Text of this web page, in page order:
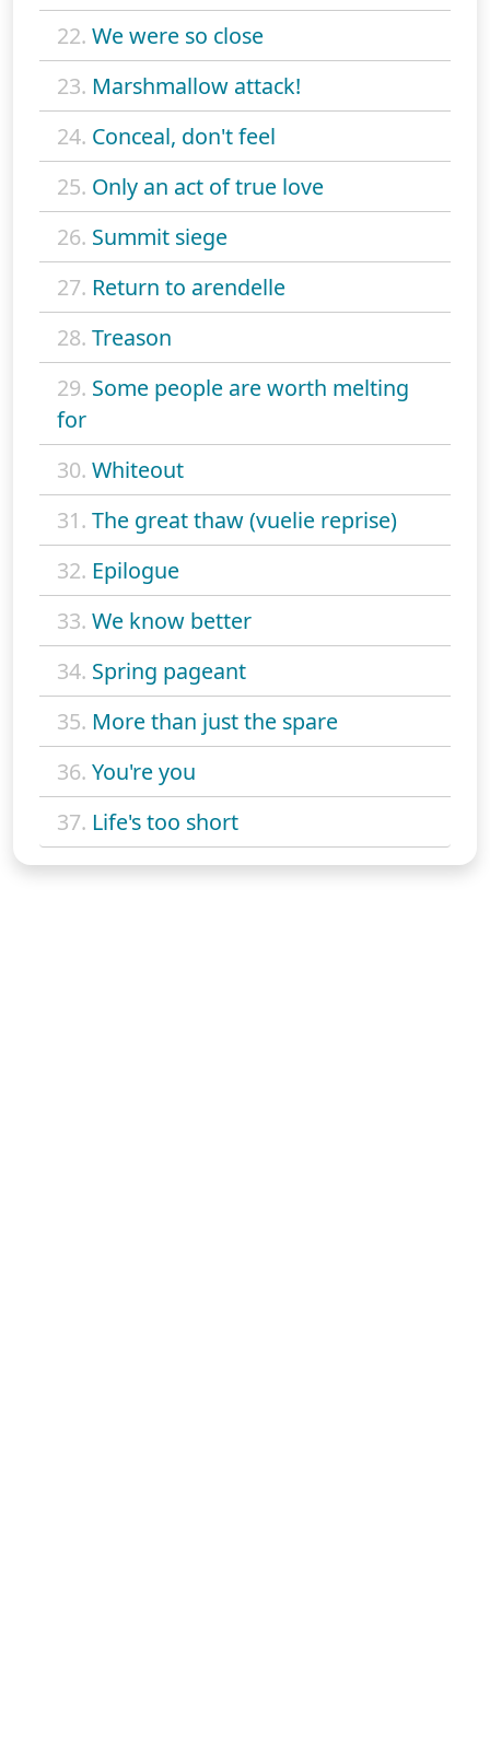
22. We were so close
23. Marshmallow attack!
24. Conceal, don't feel
25. Only an act of true love
26. Summit siege
27. Return to arendelle
28. Treason
29. Some people are worth melting
for
30. Whiteout
31. The great thaw (vuelie reprise)
32. Epilogue
33. We know better
34. Spring pageant
35. More than just the spare
36. You're you
37. Life's too short